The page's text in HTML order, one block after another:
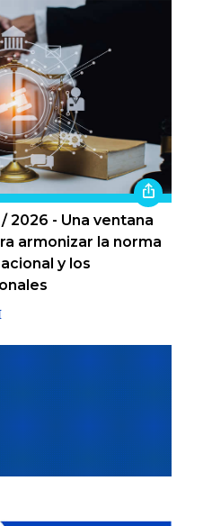
2026 - Una ventana
armonizar la norma
y los